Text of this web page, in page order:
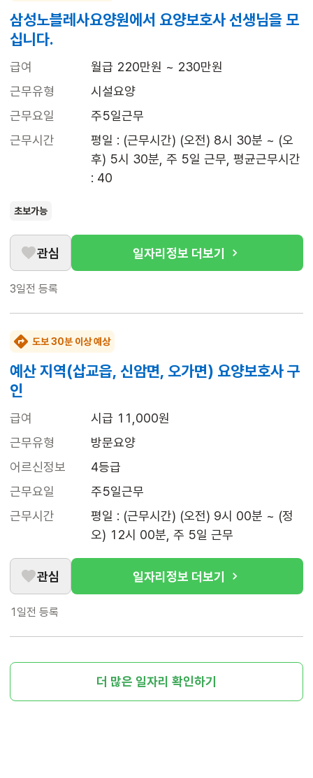
삼성노블레사요양원에서 요양보호사 선생님을 모
십니다.
급여
월급 220만원 ~ 230만원
근무유형
시설요양
근무요일
주5일근무
근무시간
평일 : (근무시간) (오전) 8시 30분 ~ (오
후) 5시 30분, 주 5일 근무, 평균근무시간
: 40
초보가능
관심 일자리정보 더보기
3일전 등록
도보 30분 이상 예상
예산 지역(삽교읍, 신암면, 오가면) 요양보호사 구
인
급여
시급 11,000원
근무유형
방문요양
어르신정보
4등급
근무요일
주5일근무
근무시간
평일 : (근무시간) (오전) 9시 00분 ~ (정
오) 12시 00분, 주 5일 근무
관심 일자리정보 더보기
1일전 등록
더 많은 일자리 확인하기